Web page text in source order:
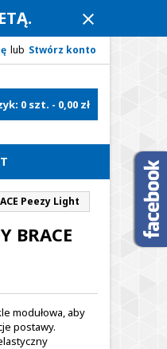
close
lub Stwórz konto
0 szt. - 0,00 zł
Peezy Light
BRACE
modułowa, aby
postawy.